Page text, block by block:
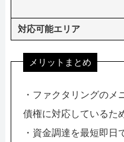
対応可能エリア
メリットまとめ
・ファクタリングの
債権に対応しているた
・資金調達を最短即日